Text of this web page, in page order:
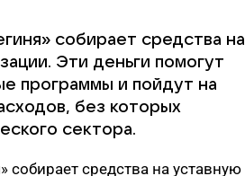
собирает средства на
Эти деньги помогут
программы и пойдут на
без которых
сектора.
собирает средства на уставную